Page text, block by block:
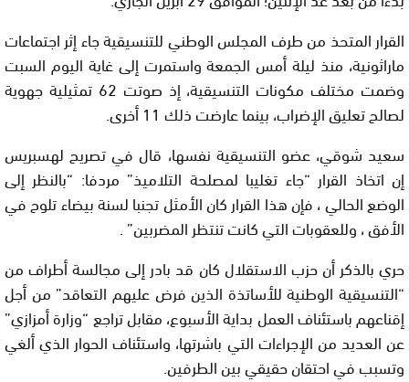
القرار المتحذ من طرف المجلس الوطني للتنسيقية جاء إثر اجتماعات
ماراثونية، منذ ليلة أمس الجمعة واستمرت إلى غاية اليوم السبت
وضمت مختلف مكونات التنسيقية، إذ صوتت 62 تمثيلية جهوية
لصالح تعليق الإضراب، بينما عارضت ذلك 11 أخرى.
سعيد شوقي، عضو التنسيقية نفسها، قال في تصريح لهسبريس
إن اتخاذ القرار “جاء تغليبا لمصلحة التلاميذ” مردفا: “بالنظر إلى
الوضع الحالي ، فإن هذا القرار كان الأمثل تجنبا لسنة بيضاء تلوح في
الأفق ، وللعقوبات التي كانت تنتظر المضربين” .
حري بالذكر أن حزب الاستقلال كان قد بادر إلى مجالسة أطراف من
“التنسيقية الوطنية للأساتذة الذين فرض عليهم التعاقد” من أجل
إقناعهم باستئناف العمل بداية الأسبوع، مقابل تراجع “وزارة أمزازي”
عن العديد من الإجراءات التي باشرتها، واستئناف الحوار الذي ألغي
وتسبب في احتقان حقيقي بين الطرفين.